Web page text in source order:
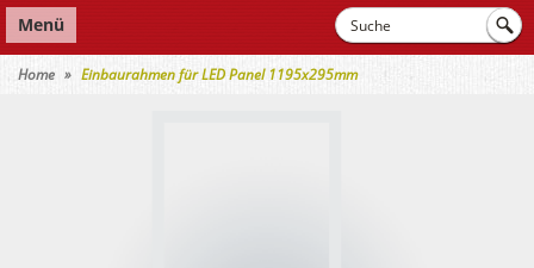
Menü
Home Einbaurahmen für LED Panel 1195x295mm